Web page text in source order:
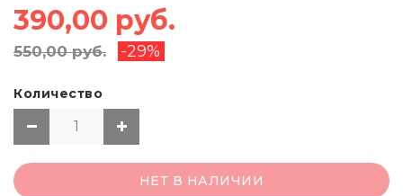
390,00 руб.
550,00 руб. -29%
Количество
НЕТ В НАЛИЧИИ